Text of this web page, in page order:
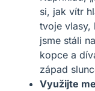
si, jak vítr
tvoje vlasy,
jsme stáli
kopce a
západ
Využijte